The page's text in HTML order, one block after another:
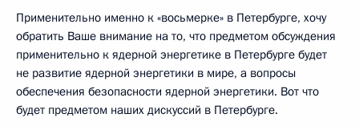
Применительно именно к «восьмерке» в Петербурге, хочу
обратить Ваше внимание на то, что предметом обсуждения
применительно к ядерной энергетике в Петербурге будет
не развитие ядерной энергетики в мире, а вопросы
обеспечения безопасности ядерной энергетики. Вот что
будет предметом наших дискуссий в Петербурге.